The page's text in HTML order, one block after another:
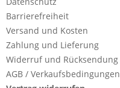
Barrierefreiheit
Versand und Kosten
Zahlung und Lieferung
Widerruf und Rücksendung
AGB / Verkaufsbedingungen